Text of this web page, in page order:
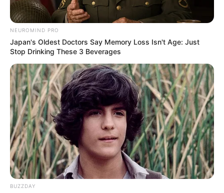
NEUROMIND PRO
Japan's Oldest Doctors Say Memory Loss Isn't Age: Just
Stop Drinking These 3 Beverages
BUZZDAY